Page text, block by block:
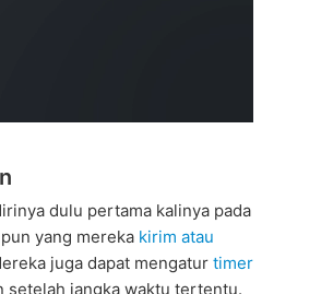
dulu pertama kalinya pada
yang mereka kirim atau
juga dapat mengatur timer
setelah jangka waktu tertentu.